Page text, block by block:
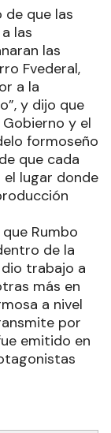
de que las
las
las
Fvederal,
a la
y dijo que
y el
formoseño
que cada
lugar donde
Rumbo
de la
trabajo a
más en
a nivel
por
emitido en